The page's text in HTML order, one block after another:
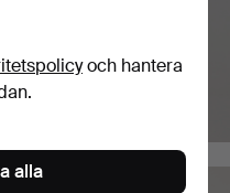
och hantera
alla